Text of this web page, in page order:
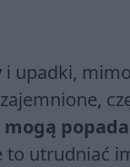
i upadki, mimo
to utrudniać